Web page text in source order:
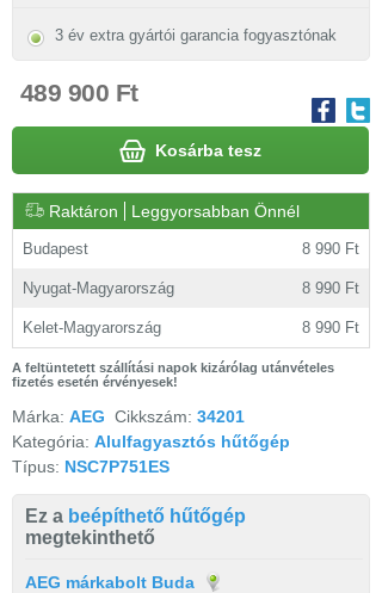
3 év extra gyártói garancia fogyasztónak
489 900 Ft
Kosárba tesz
Raktáron Leggyorsabban Önnél
Budapest 8 990 Ft
Nyugat-Magyarország 8 990 Ft
Kelet-Magyarország 8 990 Ft
A feltüntetett szállítási napok kizárólag utánvételes
fizetés esetén érvényesek!
Márka: AEG Cikkszám: 34201
Kategória: Alulfagyasztós hűtőgép
Típus: NSC7P751ES
Ez a beépíthető hűtőgép
megtekinthető
AEG márkabolt Buda